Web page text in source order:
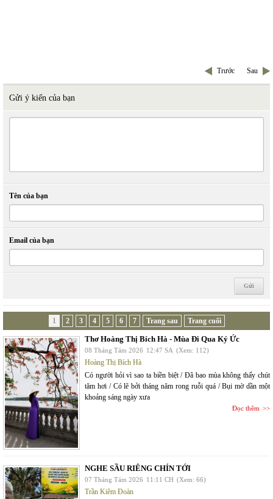
Trước Sau
Gửi ý kiến của bạn
Tên của bạn
Email của bạn
1 2 3 4 5 6 7 Trang sau Trang cuối
Thơ Hoàng Thị Bích Hà - Mùa Đi Qua Ký Ức
08 Tháng Tám 2026 12:47 SA (Xem: 112)
Hoàng Thị Bích Hà
Có người hỏi vì sao ta biền biệt / Đã bao mùa không thấy chút
tăm hơi / Có lẽ bởi tháng năm rong ruỗi quá / Bụi mờ dần một
khoảng sáng ngày xưa
Đọc thêm
NGHE SẦU RIÊNG CHÍN TỚI
07 Tháng Tám 2026 11:11 CH (Xem: 66)
Trần Kiêm Đoàn